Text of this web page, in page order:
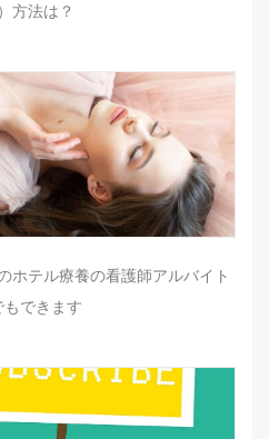
方法は？
ホテル療養の看護師アルバイト
もできます